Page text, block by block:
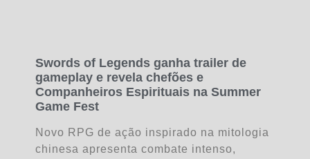
Swords of Legends ganha trailer de
gameplay e revela chefões e
Companheiros Espirituais na Summer
Game Fest
Novo RPG de ação inspirado na mitologia
chinesa apresenta combate intenso,